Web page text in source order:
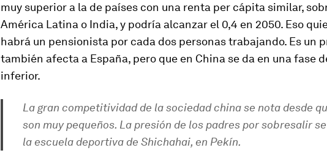
muy superior a la de países con una renta per cápita similar,
América Latina o India, y podría alcanzar el 0,4 en 2050. Eso
habrá un pensionista por cada dos personas trabajando. Es un
también afecta a España, pero que en China se da en una fase
inferior.
La gran competitividad de la sociedad china se nota desde
son muy pequeños. La presión de los padres por sobresalir
la escuela deportiva de Shichahai, en Pekín.